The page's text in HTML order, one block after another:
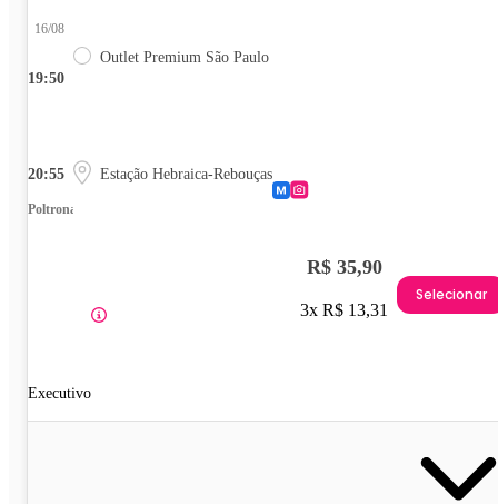
19:50
16/08
Outlet Premium São Paulo
20:55 Estação Hebraica-Rebouças
Poltrona
Executivo
R$ 35,90
3x R$ 13,31
Selecionar